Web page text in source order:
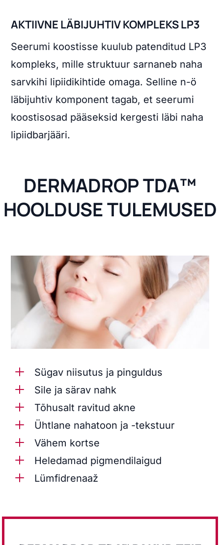
AKTIIVNE LÄBIJUHTIV KOMPLEKS LP3
Seerumi koostisse kuulub patenditud LP3
kompleks, mille struktuur sarnaneb naha
sarvkihi lipiidikihtide omaga. Selline n-ö
läbijuhtiv komponent tagab, et seerumi
koostisosad pääseksid kergesti läbi naha
lipiidbarjääri.
DERMADROP TDA™
HOOLDUSE TULEMUSED
L Sügav niisutus ja pinguldus
L Sile ja särav nahk
L Tõhusalt ravitud akne
L Ühtlane nahatoon ja -tekstuur
L Vähem kortse
L Heledamad pigmendilaigud
L Lümfidrenaaž